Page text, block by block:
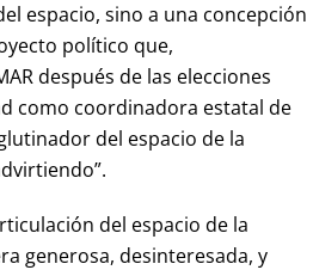
espacio, sino a una concepción
político que,
después de las elecciones
como coordinadora estatal de
del espacio de la
del espacio de la
generosa, desinteresada, y